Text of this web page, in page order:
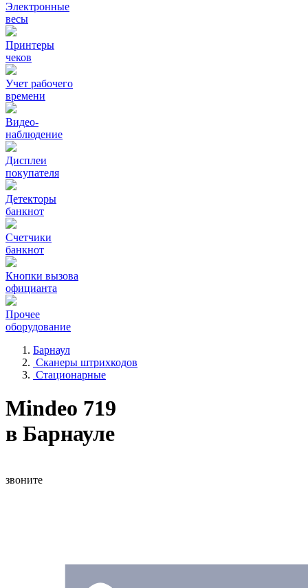
Электронные
весы
Принтеры
чеков
Учет рабочего
времени
Видео‑
наблюдение
Дисплеи
покупателя
Детекторы
банкнот
Счетчики
банкнот
Кнопки вызова
официанта
Прочее
оборудование
Барнаул
Сканеры штрихкодов
Стационарные
Mindeo 719
в Барнауле
звоните